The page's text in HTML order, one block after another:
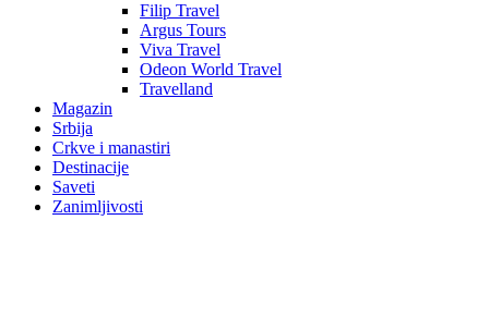
Filip Travel
Argus Tours
Viva Travel
Odeon World Travel
Travelland
Magazin
Srbija
Crkve i manastiri
Destinacije
Saveti
Zanimljivosti